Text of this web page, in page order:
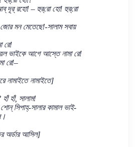
দূর্ রহো! – হুর্‌রো হো! হুর্‌রো
মন মেতেছে!-সালাম সবায়
রে!
ভাইকে আগে আস্তে নামা রে!
রে!–
নামাইতে নামাইতে]
হাঁ, সালাম!
সিপাহ্‌-সালার কামাল ভাই-
অর্ডার আসিল]